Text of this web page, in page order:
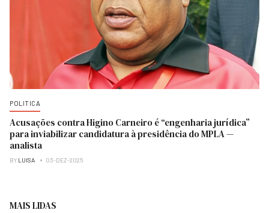
POLITICA
Acusações contra Higino Carneiro é “engenharia jurídica”
para inviabilizar candidatura à presidência do MPLA —
analista
BY LUISA 03-DEZ-2025
MAIS LIDAS